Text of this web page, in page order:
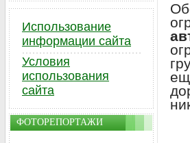
Использование
информации сайта
Условия
использования
сайта
ФОТОРЕПОРТАЖИ